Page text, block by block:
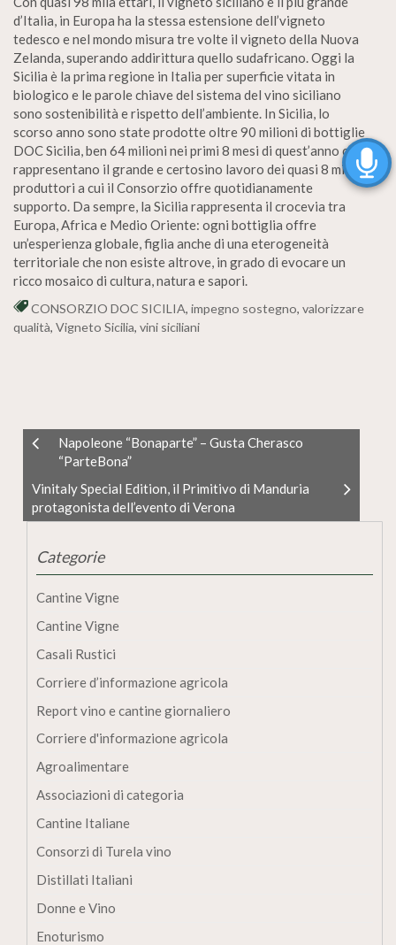
d’Italia, in Europa ha la stessa estensione dell’vigneto
tedesco e nel mondo misura tre volte il vigneto della Nuova
Zelanda, superando addirittura quello sudafricano. Oggi la
Sicilia è la prima regione in Italia per superficie vitata in
biologico e le parole chiave del sistema del vino siciliano
sono sostenibilità e rispetto dell’ambiente. In Sicilia, lo
scorso anno sono state prodotte oltre 90 milioni di bottiglie
DOC Sicilia, ben 64 milioni nei primi 8 mesi di quest’anno che
rappresentano il grande e certosino lavoro dei quasi 8 mila
produttori a cui il Consorzio offre quotidianamente
supporto. Da sempre, la Sicilia rappresenta il crocevia tra
Europa, Africa e Medio Oriente: ogni bottiglia offre
un’esperienza globale, figlia anche di una eterogeneità
territoriale che non esiste altrove, in grado di evocare un
ricco mosaico di cultura, natura e sapori.
CONSORZIO DOC SICILIA, impegno sostegno, valorizzare
qualità, Vigneto Sicilia, vini siciliani
Napoleone “Bonaparte” – Gusta Cherasco
“ParteBona”
Vinitaly Special Edition, il Primitivo di Manduria
protagonista dell’evento di Verona
Categorie
Cantine Vigne
Cantine Vigne
Casali Rustici
Corriere d’informazione agricola
Report vino e cantine giornaliero
Corriere d'informazione agricola
Agroalimentare
Associazioni di categoria
Cantine Italiane
Consorzi di Turela vino
Distillati Italiani
Donne e Vino
Enoturismo